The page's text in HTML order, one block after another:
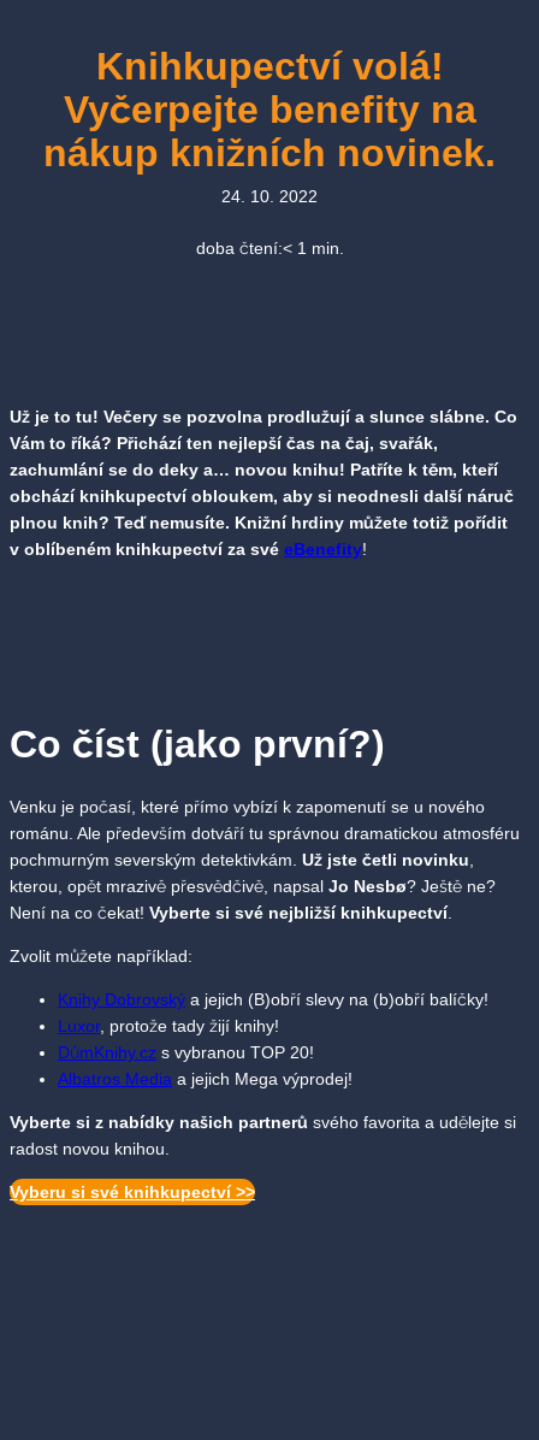
Knihkupectví volá!
Vyčerpejte benefity na
nákup knižních novinek.
24. 10. 2022
doba čtení:< 1 min.
Už je to tu! Večery se pozvolna prodlužují a slunce slábne. Co
Vám to říká? Přichází ten nejlepší čas na čaj, svařák,
zachumlání se do deky a… novou knihu! Patříte k těm, kteří
obchází knihkupectví obloukem, aby si neodnesli další náruč
plnou knih? Teď nemusíte. Knižní hrdiny můžete totiž pořídit
v oblíbeném knihkupectví za své eBenefity!
Co číst (jako první?)
Venku je počasí, které přímo vybízí k zapomenutí se u nového
románu. Ale především dotváří tu správnou dramatickou atmosféru
pochmurným severským detektivkám. Už jste četli novinku
kterou, opět mrazivě přesvědčivě, napsal Jo Nesbø? Ještě ne?
Není na co čekat! Vyberte si své nejbližší knihkupectví.
Zvolit můžete například:
Knihy Dobrovský a jejich (B)obří slevy na (b)obří balíčky!
Luxor, protože tady žijí knihy!
DůmKnihy.cz s vybranou TOP 20!
Albatros Media a jejich Mega výprodej!
Vyberte si z nabídky našich partnerů svého favorita a udělejte si
radost novou knihou.
Vyberu si své knihkupectví >>